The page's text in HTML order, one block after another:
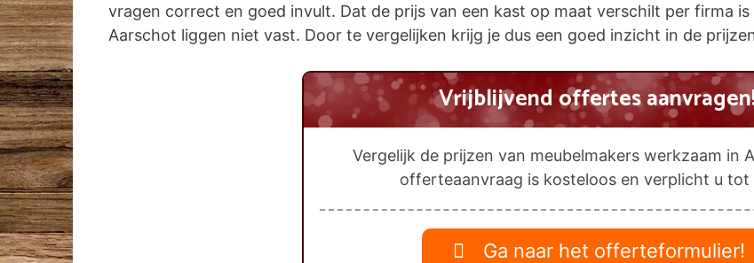
vragen correct en goed invult. Dat de prijs van een kast op maat verschilt per firma
Aarschot liggen niet vast. Door te vergelijken krijg je dus een goed inzicht in de
Vrijblijvend offertes
Vergelijk de prijzen van meubelmakers werkzaam in
offerteaanvraag is kosteloos en verplicht u tot
Ga naar het offerteformulier!